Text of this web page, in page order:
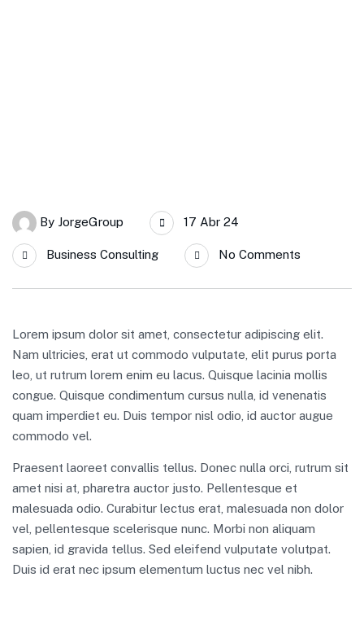
By JorgeGroup 17 Abr 24
Business Consulting No Comments
Lorem ipsum dolor sit amet, consectetur adipiscing elit.
Nam ultricies, erat ut commodo vulputate, elit purus porta
leo, ut rutrum lorem enim eu lacus. Quisque lacinia mollis
congue. Quisque condimentum cursus nulla, id venenatis
quam imperdiet eu. Duis tempor nisl odio, id auctor augue
commodo vel.
Praesent laoreet convallis tellus. Donec nulla orci, rutrum sit
amet nisi at, pharetra auctor justo. Pellentesque et
malesuada odio. Curabitur lectus erat, malesuada non dolor
vel, pellentesque scelerisque nunc. Morbi non aliquam
sapien, id gravida tellus. Sed eleifend vulputate volutpat.
Duis id erat nec ipsum elementum luctus nec vel nibh.